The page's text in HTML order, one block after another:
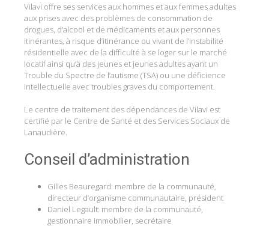
Vilavi offre ses services aux hommes et aux femmes adultes
aux prises avec des problèmes de consommation de
drogues, d’alcool et de médicaments et aux personnes
itinérantes, à risque d’itinérance ou vivant de l’instabilité
résidentielle avec de la difficulté à se loger sur le marché
locatif ainsi qu’à des jeunes et jeunes adultes ayant un
Trouble du Spectre de l’autisme (TSA) ou une déficience
intellectuelle avec troubles graves du comportement.
Le centre de traitement des dépendances de Vilavi est
certifié par le Centre de Santé et des Services Sociaux de
Lanaudière.
Conseil d’administration
Gilles Beauregard: membre de la communauté,
directeur d’organisme communautaire, président
Daniel Legault: membre de la communauté,
gestionnaire immobilier, secrétaire